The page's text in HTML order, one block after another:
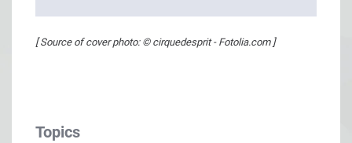
[ Source of cover photo: © cirquedesprit - Fotolia.com ]
Topics